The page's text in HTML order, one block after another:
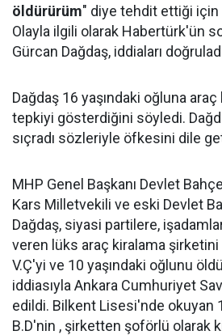
öldürürüm" diye tehdit ettiği için
Olayla ilgili olarak Habertürk'ün
Gürcan Dağdaş, iddiaları
Dağdaş 16 yaşındaki oğluna araç
tepkiyi gösterdiğini söyledi.
sıçradı sözleriyle öfkesini dile
MHP Genel Başkanı Devlet
Kars Milletvekili ve eski Devlet
Dağdaş, siyasi partilere,
veren lüks araç kiralama şirketini
V.Ç'yi ve 10 yaşındaki oğlunu
iddiasıyla Ankara Cumhuriyet
edildi. Bilkent Lisesi'nde okuyan
B.D'nin , şirketten şoförlü olarak